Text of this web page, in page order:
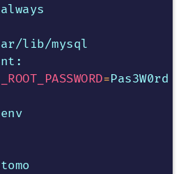
lib/mysql
=Pas3W0rd